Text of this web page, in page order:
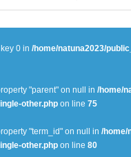
0 in /home/natuna2023/
"parent" on null in /home/
other.php on line 75
"term_id" on null in /home/
other.php on line 80